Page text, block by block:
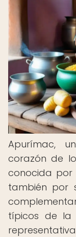
Apurímac,
corazón de
conocida por
también por
típicos de la